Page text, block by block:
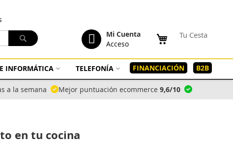
contenido
Tu Cesta
Mi Cuenta
Acceso
Buscar
INFORMÁTICA TELEFONÍA FINANCIACIÓN B2B
a la semana Mejor puntuación ecommerce 9,6/10
en tu cocina